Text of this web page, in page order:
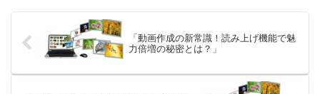
「動画作成の新常識！読み上げ機能で魅
力倍増の秘密とは？」